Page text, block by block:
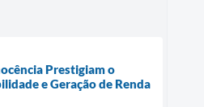
Prestigiam o
e Geração de Renda